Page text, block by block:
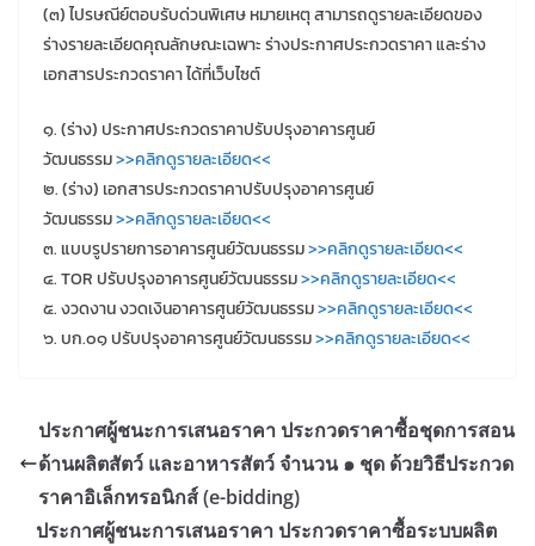
(๓) ไปรษณีย์ตอบรับด่วนพิเศษ หมายเหตุ สามารถดูรายละเอียดของ
ร่างรายละเอียดคุณลักษณะเฉพาะ ร่างประกาศประกวดราคา และร่าง
เอกสารประกวดราคา ได้ที่เว็บไซต์
๑. (ร่าง) ประกาศประกวดราคาปรับปรุงอาคารศูนย์
วัฒนธรรม>>คลิกดูรายละเอียด<<
๒. (ร่าง) เอกสารประกวดราคาปรับปรุงอาคารศูนย์
วัฒนธรรม>>คลิกดูรายละเอียด<<
๓. แบบรูปรายการอาคารศูนย์วัฒนธรรม>>คลิกดูรายละเอียด<<
๔. TOR ปรับปรุงอาคารศูนย์วัฒนธรรม>>คลิกดูรายละเอียด<<
๕. งวดงาน งวดเงินอาคารศูนย์วัฒนธรรม>>คลิกดูรายละเอียด<<
๖. บก.๐๑ ปรับปรุงอาคารศูนย์วัฒนธรรม>>คลิกดูรายละเอียด<<
ประกาศผู้ชนะการเสนอราคา ประกวดราคาซื้อชุดการสอน
ด้านผลิตสัตว์ และอาหารสัตว์ จำนวน ๑ ชุด ด้วยวิธีประกวด
ราคาอิเล็กทรอนิกส์ (e-bidding)
ประกาศผู้ชนะการเสนอราคา ประกวดราคาซื้อระบบผลิต